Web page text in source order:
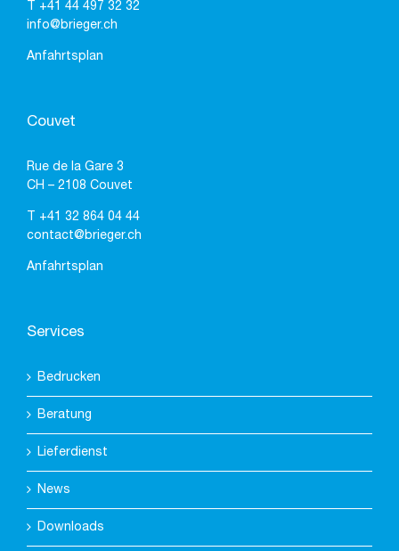
+41 44 497 32 32
info@brieger.ch
Anfahrtsplan
Couvet
Rue de la Gare 3
CH – 2108 Couvet
+41 32 864 04 44
contact@brieger.ch
Anfahrtsplan
Services
Bedrucken
Beratung
Lieferdienst
News
Downloads